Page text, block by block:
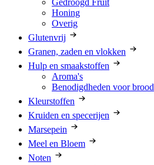
Gedroogd Fruit
Honing
Overig
Glutenvrij
Granen, zaden en vlokken
Hulp en smaakstoffen
Aroma's
Benodigdheden voor brood
Kleurstoffen
Kruiden en specerijen
Marsepein
Meel en Bloem
Noten